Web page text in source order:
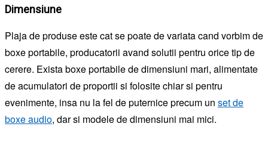
Dimensiune
Plaja de produse este cat se poate de variata cand vorbim de
boxe portabile, producatorii avand solutii pentru orice tip de
cerere. Exista boxe portabile de dimensiuni mari, alimentate
de acumulatori de proportii si folosite chiar si pentru
evenimente, insa nu la fel de puternice precum un set de
boxe audio, dar si modele de dimensiuni mai mici.